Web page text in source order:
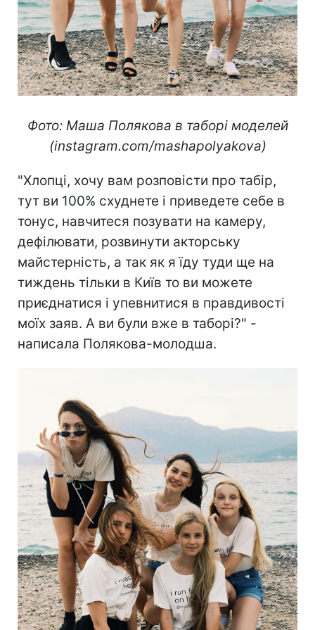
Фото: Маша Полякова в таборі моделей
(instagram.com/mashapolyakova)
"Хлопці, хочу вам розповісти про табір,
тут ви 100% схуднете і приведете себе в
тонус, навчитеся позувати на камеру,
дефілювати, розвинути акторську
майстерність, а так як я їду туди ще на
тиждень тільки в Київ то ви можете
приєднатися і упевнитися в правдивості
моїх заяв. А ви були вже в таборі?" -
написала Полякова-молодша.